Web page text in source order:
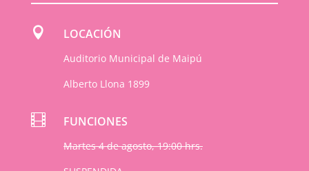
 LOCACIÓN
Auditorio Municipal de Maipú
Alberto Llona 1899
 FUNCIONES
Martes 4 de agosto, 19:00 hrs.